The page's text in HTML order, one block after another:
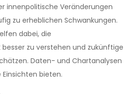
innenpolitische Veränderungen
zu erheblichen Schwankungen.
dabei, die
zu verstehen und zukünftige
Daten- und Chartanalysen
bieten.